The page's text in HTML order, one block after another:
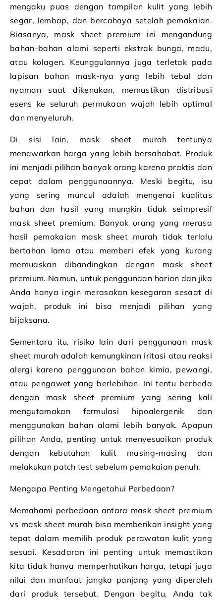
mengaku puas dengan tampilan kulit yang lebih
segar, lembap, dan bercahaya setelah pemakaian.
Biasanya, mask sheet premium ini mengandung
bahan-bahan alami seperti ekstrak bunga, madu,
atau kolagen. Keunggulannya juga terletak pada
lapisan bahan mask-nya yang lebih tebal dan
nyaman saat dikenakan, memastikan distribusi
esens ke seluruh permukaan wajah lebih optimal
dan menyeluruh.
Di sisi lain, mask sheet murah tentunya
menawarkan harga yang lebih bersahabat. Produk
ini menjadi pilihan banyak orang karena praktis dan
cepat dalam penggunaannya. Meski begitu, isu
yang sering muncul adalah mengenai kualitas
bahan dan hasil yang mungkin tidak seimpresif
mask sheet premium. Banyak orang yang merasa
hasil pemakaian mask sheet murah tidak terlalu
bertahan lama atau memberi efek yang kurang
memuaskan dibandingkan dengan mask sheet
premium. Namun, untuk penggunaan harian dan jika
Anda hanya ingin merasakan kesegaran sesaat di
wajah, produk ini bisa menjadi pilihan yang
bijaksana.
Sementara itu, risiko lain dari penggunaan mask
sheet murah adalah kemungkinan iritasi atau reaksi
alergi karena penggunaan bahan kimia, pewangi,
atau pengawet yang berlebihan. Ini tentu berbeda
dengan mask sheet premium yang sering kali
mengutamakan formulasi hipoalergenik dan
menggunakan bahan alami lebih banyak. Apapun
pilihan Anda, penting untuk menyesuaikan produk
dengan kebutuhan kulit masing-masing dan
melakukan patch test sebelum pemakaian penuh.
Mengapa Penting Mengetahui Perbedaan?
Memahami perbedaan antara mask sheet premium
vs mask sheet murah bisa memberikan insight yang
tepat dalam memilih produk perawatan kulit yang
sesuai. Kesadaran ini penting untuk memastikan
kita tidak hanya memperhatikan harga, tetapi juga
nilai dan manfaat jangka panjang yang diperoleh
dari produk tersebut. Dengan begitu, Anda tak